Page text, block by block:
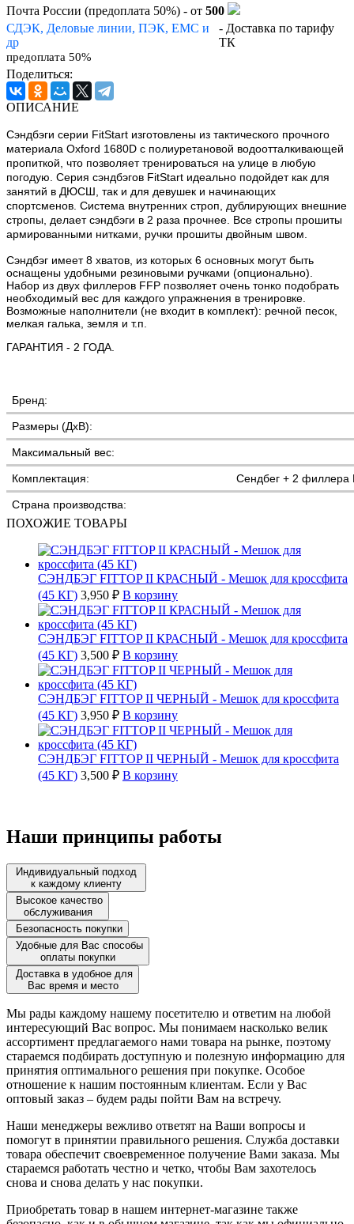
Почта России (предоплата 50%) - от 500
СДЭК, Деловые линии, ПЭК, EMC и
др
предоплата 50%
- Доставка по тарифу
ТК
Поделиться:
ОПИСАНИЕ
Сэндбэги серии FitStart изготовлены из тактического прочного
материала Oxford 1680D с полиуретановой водоотталкивающей
пропиткой, что позволяет тренироваться на улице в любую
погодую. Серия сэндбэгов FitStart идеально подойдет как для
занятий в ДЮСШ, так и для девушек и начинающих
спортсменов. Система внутренних строп, дублирующих внешние
стропы, делает сэндбэги в 2 раза прочнее. Все стропы прошиты
армированными нитками, ручки прошиты двойным швом.
Сэндбэг имеет 8 хватов, из которых 6 основных могут быть
оснащены удобными резиновыми ручками (опционально).
Набор из двух филлеров FFP позволяет очень тонко подобрать
необходимый вес для каждого упражнения в тренировке.
Возможные наполнители (не входит в комплект): речной песок,
мелкая галька, земля и т.п.
ГАРАНТИЯ - 2 ГОДА.
Бренд:
Размеры (ДхВ):
Максимальный вес:
Комплектация: Сендбег + 2 филлера
Страна производства:
ПОХОЖИЕ ТОВАРЫ
СЭНДБЭГ FITTOP II КРАСНЫЙ - Мешок для кроссфита
(45 КГ) 3,950 ₽ В корзину
СЭНДБЭГ FITTOP II КРАСНЫЙ - Мешок для кроссфита
(45 КГ) 3,500 ₽ В корзину
СЭНДБЭГ FITTOP II ЧЕРНЫЙ - Мешок для кроссфита
(45 КГ) 3,950 ₽ В корзину
СЭНДБЭГ FITTOP II ЧЕРНЫЙ - Мешок для кроссфита
(45 КГ) 3,500 ₽ В корзину
Наши принципы работы
Индивидуальный подход
к каждому клиенту
Высокое качество
обслуживания
Безопасность покупки
Удобные для Вас способы
оплаты покупки
Доставка в удобное для
Вас время и место
Мы рады каждому нашему посетителю и ответим на любой
интересующий Вас вопрос. Мы понимаем насколько велик
ассортимент предлагаемого нами товара на рынке, поэтому
стараемся подбирать доступную и полезную информацию для
принятия оптимального решения при покупке. Особое
отношение к нашим постоянным клиентам. Если у Вас
оптовый заказ – будем рады пойти Вам на встречу.
Наши менеджеры вежливо ответят на Ваши вопросы и
помогут в принятии правильного решения. Служба доставки
товара обеспечит своевременное получение Вами заказа. Мы
стараемся работать честно и четко, чтобы Вам захотелось
снова и снова делать у нас покупки.
Приобретать товар в нашем интернет-магазине также